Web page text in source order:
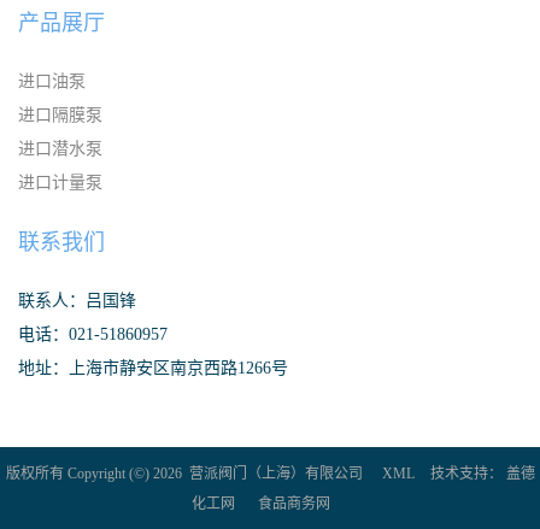
产品展厅
进口油泵
进口隔膜泵
进口潜水泵
进口计量泵
联系我们
联系人：吕国锋
电话：021-51860957
地址：上海市静安区南京西路1266号
版权所有 Copyright (©) 2026 营派阀门（上海）有限公司 XML 技术支持：
盖德
化工网
食品商务网